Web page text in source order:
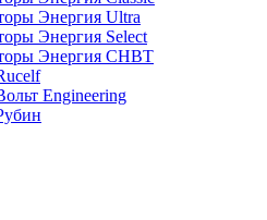
Энергия Ultra
Энергия Select
Энергия СНВТ
Engineering